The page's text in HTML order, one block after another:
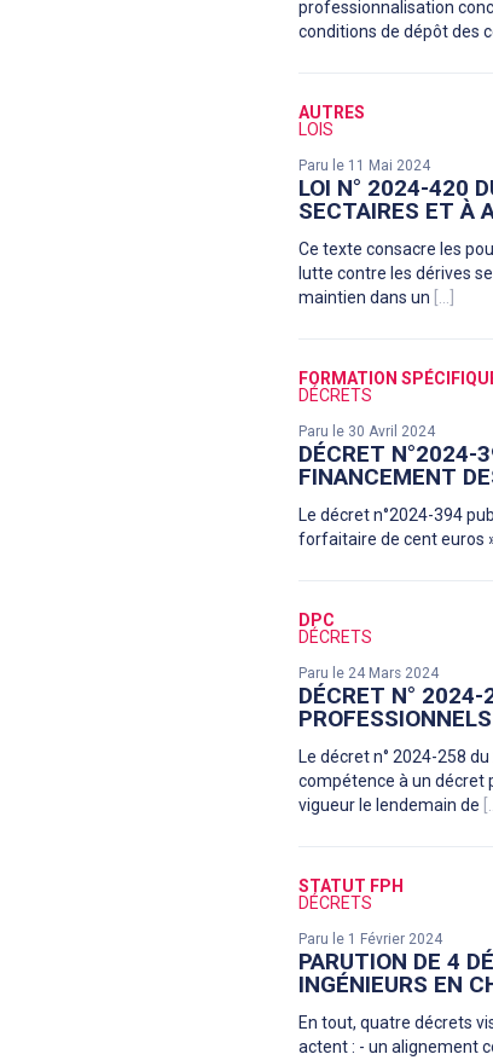
professionnalisation
conditions de dépôt des
AUTRES
LOIS
Paru le 11 Mai 2024
LOI N° 2024-420
SECTAIRES ET À
Ce texte consacre les
lutte contre les dérives
maintien dans un [...]
FORMATION
DÉCRETS
Paru le 30 Avril 2024
DÉCRET N°2024-
FINANCEMENT
Le décret n°2024-394
forfaitaire de cent euros
DPC
DÉCRETS
Paru le 24 Mars 2024
DÉCRET N° 2024-
Le décret n° 2024-258
compétence à un décret
vigueur le lendemain de
STATUT FPH
DÉCRETS
Paru le 1 Février 2024
PARUTION DE 4
INGÉNIEURS EN
En tout, quatre décrets
actent : - un alignement